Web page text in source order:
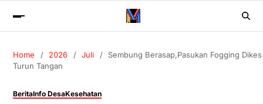
Home 2026 Juli
Sembung Berasap,Pasukan Fogging
Turun Tangan
BeritaInfo DesaKesehatan